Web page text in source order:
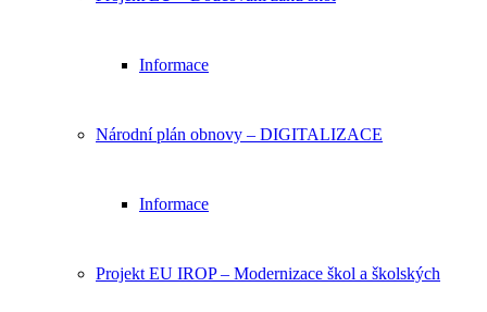
Informace
Národní plán obnovy – DIGITALIZACE
Informace
Projekt EU IROP – Modernizace škol a školských